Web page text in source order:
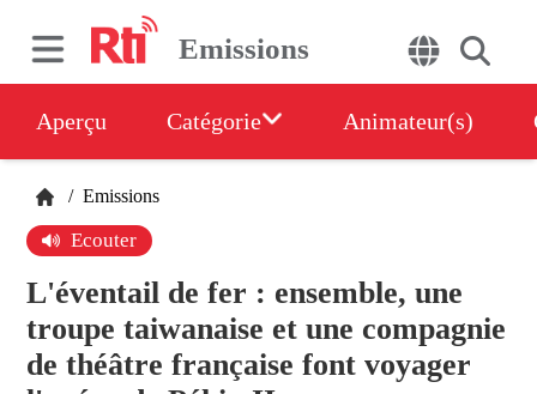
Emissions
Aperçu Catégorie Animateur(s)
/ Emissions
Ecouter
L'éventail de fer : ensemble, une
troupe taiwanaise et une compagnie
de théâtre française font voyager